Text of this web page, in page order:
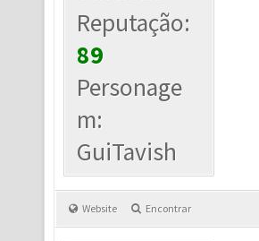
Reputação:
89
Personage
m:
GuiTavish
Website Encontrar